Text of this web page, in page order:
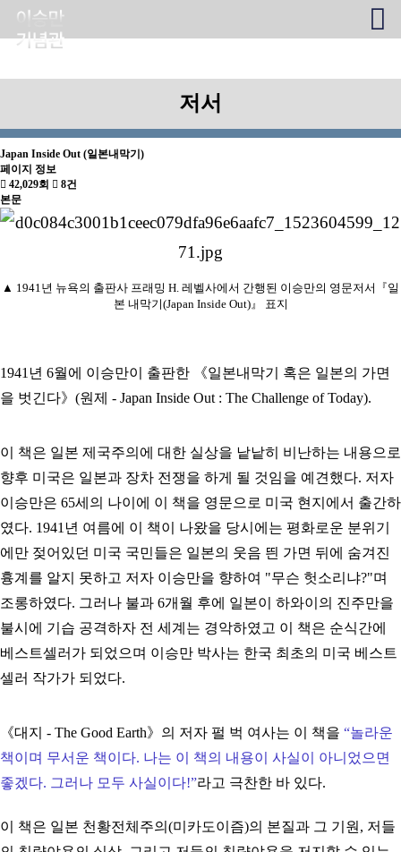
저서
Japan Inside Out (일본내막기)
페이지 정보
42,029회
8건
본문
▲ 1941년 뉴욕의 출판사 프래밍 H. 레벨사에서 간행된 이승만의 영문저서『일
본 내막기(Japan Inside Out)』 표지
1941년 6월에 이승만이 출판한 《일본내막기 혹은 일본의 가면
을 벗긴다》(원제 - Japan Inside Out : The Challenge of Today).
이 책은 일본 제국주의에 대한 실상을 낱낱히 비난하는 내용으로
향후 미국은 일본과 장차 전쟁을 하게 될 것임을 예견했다. 저자
이승만은 65세의 나이에 이 책을 영문으로 미국 현지에서 출간하
였다. 1941년 여름에 이 책이 나왔을 당시에는 평화로운 분위기
에만 젖어있던 미국 국민들은 일본의 웃음 띈 가면 뒤에 숨겨진
흉계를 알지 못하고 저자 이승만을 향하여 "무슨 헛소리냐?"며
조롱하였다. 그러나 불과 6개월 후에 일본이 하와이의 진주만을
불시에 기습 공격하자 전 세계는 경악하였고 이 책은 순식간에
베스트셀러가 되었으며 이승만 박사는 한국 최초의 미국 베스트
셀러 작가가 되었다.
《대지 - The Good Earth》의 저자 펄 벅 여사는 이 책을 “놀라운
책이며 무서운 책이다. 나는 이 책의 내용이 사실이 아니었으면
좋겠다. 그러나 모두 사실이다!”라고 극찬한 바 있다.
이 책은 일본 천황전체주의(미카도이즘)의 본질과 그 기원, 저들